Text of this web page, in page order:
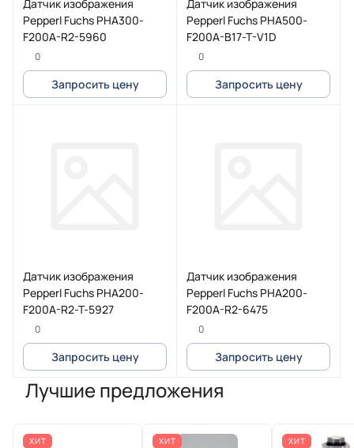
Датчик изображения
Pepperl Fuchs PHA300-
F200A-R2-5960
0
Запросить цену
Датчик изображения
Pepperl Fuchs PHA500-
F200A-B17-T-V1D
0
Запросить цену
Датчик изображения
Pepperl Fuchs PHA200-
F200A-R2-T-5927
0
Запросить цену
Датчик изображения
Pepperl Fuchs PHA200-
F200A-R2-6475
0
Запросить цену
Лучшие предложения
ХИТ ХИТ ХИТ